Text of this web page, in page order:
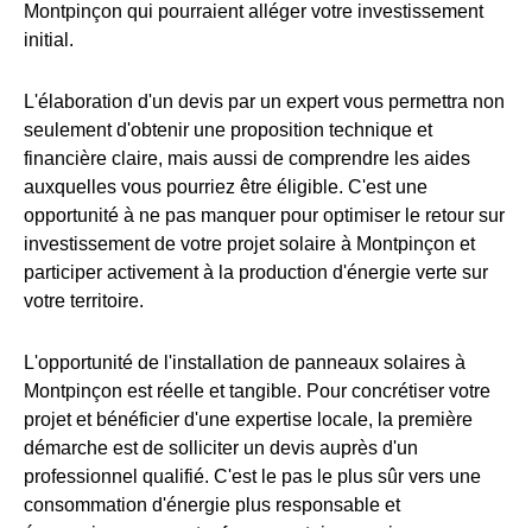
Montpinçon qui pourraient alléger votre investissement
initial.
L'élaboration d'un devis par un expert vous permettra non
seulement d'obtenir une proposition technique et
financière claire, mais aussi de comprendre les aides
auxquelles vous pourriez être éligible. C'est une
opportunité à ne pas manquer pour optimiser le retour sur
investissement de votre projet solaire à Montpinçon et
participer activement à la production d'énergie verte sur
votre territoire.
L'opportunité de l'installation de panneaux solaires à
Montpinçon est réelle et tangible. Pour concrétiser votre
projet et bénéficier d'une expertise locale, la première
démarche est de solliciter un devis auprès d'un
professionnel qualifié. C'est le pas le plus sûr vers une
consommation d'énergie plus responsable et